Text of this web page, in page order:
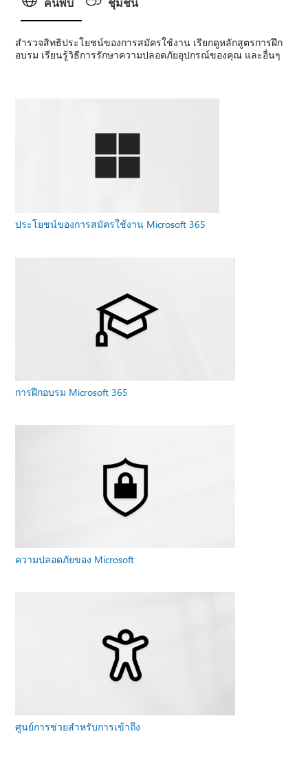
ค้นพบ ชุมชน
สํารวจสิทธิประโยชน์ของการสมัครใช้งาน เรียกดูหลักสูตรการฝึก
อบรม เรียนรู้วิธีการรักษาความปลอดภัยอุปกรณ์ของคุณ และอื่นๆ
ประโยชน์ของการสมัครใช้งาน Microsoft 365
การฝึกอบรม Microsoft 365
ความปลอดภัยของ Microsoft
ศูนย์การช่วยสําหรับการเข้าถึง